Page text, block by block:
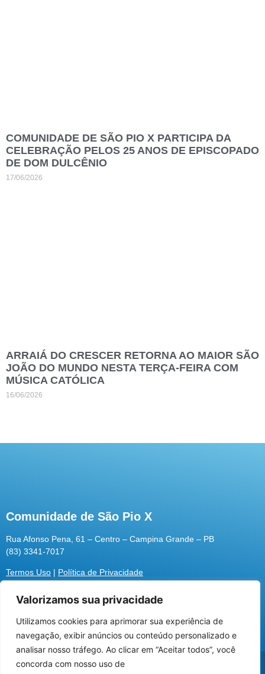
Utilizamos cookies para oferecer melhor
experiência, melhorar o desempenho, analisar
como você interage em nosso site e
personalizar conteúdo.
Valorizamos sua privacidade
Utilizamos cookies para aprimorar sua experiência de
navegação, exibir anúncios ou conteúdo personalizado e
analisar nosso tráfego. Ao clicar em “Aceitar todos”, você
concorda com nosso uso de
COMUNIDADE DE SÃO PIO X PARTICIPA DA
CELEBRAÇÃO PELOS 25 ANOS DE EPISCOPADO
DE DOM DULCÊNIO
17/06/2026
ARRAIÁ DO CRESCER RETORNA AO MAIOR SÃO
JOÃO DO MUNDO NESTA TERÇA-FEIRA COM
MÚSICA CATÓLICA
16/06/2026
Comunidade de São Pio X
Rua Afonso Pena, 61 – Centro – Campina Grande – PB
(83) 3341-7017
Termos Uso | Política de Privacidade
@2026 Associação Carismática Católica São Pio X